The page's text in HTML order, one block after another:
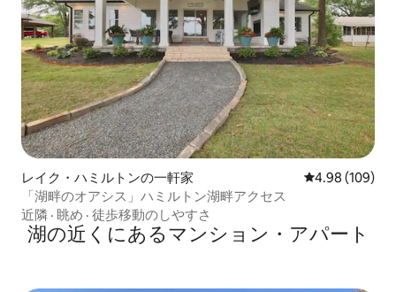
レイク・ハミルトンの一軒家 レビュー109
4.98 (109)
「湖畔のオアシス」ハミルトン湖畔アクセス
近隣 · 眺め · 徒歩移動のしやすさ
湖の近くにあるマンション・アパート